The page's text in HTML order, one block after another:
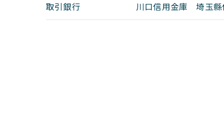
取引銀行 川口信用金庫 埼玉縣